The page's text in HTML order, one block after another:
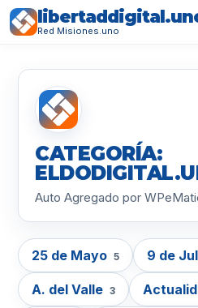
Red Misiones.uno
CATEGORÍA:
Auto Agregado por
25 de Mayo 5 9 de
A. del Valle 3